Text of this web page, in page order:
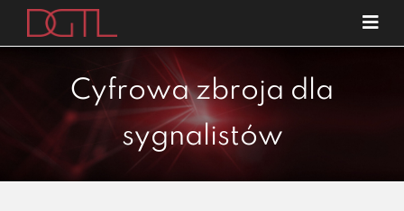
Przejdź
specjalizacje
Cyfrowa zbroja dla
sygnalistów